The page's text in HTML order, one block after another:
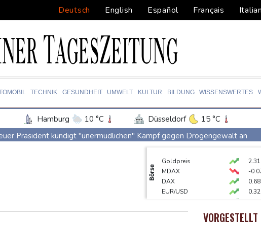
Deutsch English Español Français
TECHNIK GESUNDHEIT UMWELT KULTUR BILDUNG WISSENSWERTES
Hamburg 10 °C Düsseldorf
15 °C
13 °C Leipzig 13 °C Dortmund
12 °C
Bremen
Wien
24 °C
Präsident kündigt "unermüdlichen" Kampf gegen Drogengewalt an
nach Ballsaal-Urteil von "nationaler Schande"
Amazonas auf niedrigstem Stand seit einem Jahrzehnt
an AfD-Regierung entscheidet nicht CDU in Sachsen-Anhalt
für umfassendes Sanktionspaket gegen Russland
Börse
Goldpreis
MDAX
-
DAX
EUR/USD
TecDAX
Euro STOXX 50VORGESTELLT